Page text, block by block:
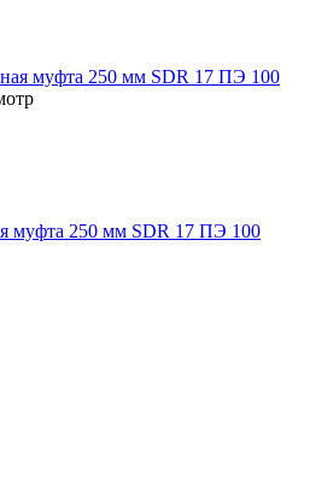
муфта 250 мм SDR 17 ПЭ 100